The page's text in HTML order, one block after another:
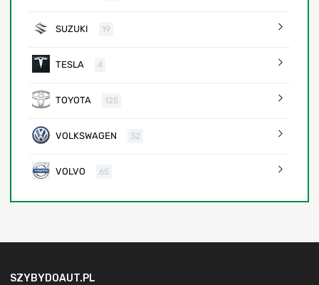
SUZUKI 19
TESLA 4
TOYOTA 125
VOLKSWAGEN 32
VOLVO 65
SZYBYDOAUT.PL